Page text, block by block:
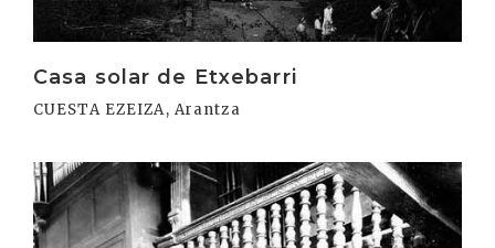
Casa solar de Etxebarri
CUESTA EZEIZA, Arantza
Irakurri